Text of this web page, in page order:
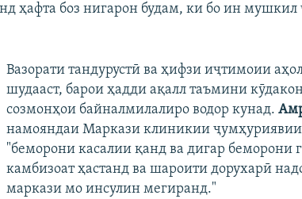
ҳафта боз нигарон будам, ки бо ин
Вазорати тандурустӣ ва ҳифзи иҷтимоии
шудааст, барои ҳадди ақалл таъмини
созмонҳои байналмилалиро водор кунад.
намояндаи Маркази клиникии ҷумҳуриявии
"беморони касалии қанд ва дигар беморони
камбизоат ҳастанд ва шароити дорухарӣ
маркази мо инсулин мегиранд."